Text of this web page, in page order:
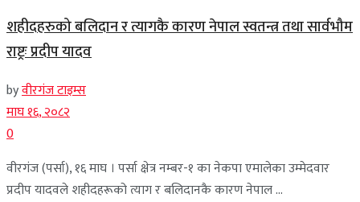
शहीदहरुको बलिदान र त्यागकै कारण नेपाल स्वतन्त्र तथा सार्वभौम
राष्ट्रः प्रदीप यादव
byवीरगंज टाइम्स
माघ १६, २०८२
0
वीरगंज (पर्सा), १६ माघ । पर्सा क्षेत्र नम्बर-१ का नेकपा एमालेका उम्मेदवार
प्रदीप यादवले शहीदहरूको त्याग र बलिदानकै कारण नेपाल ...